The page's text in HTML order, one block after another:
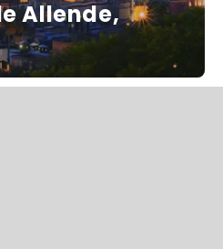
Allende,